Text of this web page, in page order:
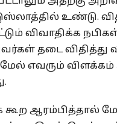
உண்டு.
விவாதிக்க
தடை விதித்து
எவரும் விளக்கம்
கூற ஆரம்பித்தால்